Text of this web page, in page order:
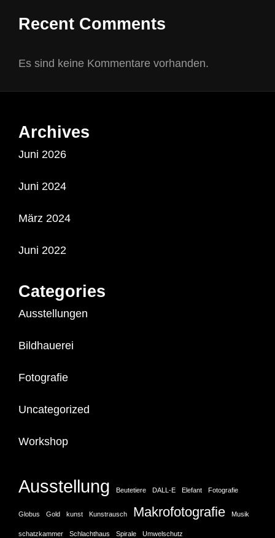
Recent Comments
Es sind keine Kommentare vorhanden.
Archives
Juni 2026
Juni 2024
März 2024
Juni 2022
Categories
Ausstellungen
Bildhauerei
Fotografie
Uncategorized
Workshop
Ausstellung Beutetiere DALL-E Elefant Fotografie
Globus Gold kunst Kunstrausch Makrofotografie Musik
schatzkammer Schlachthaus Spirale Umwelschutz